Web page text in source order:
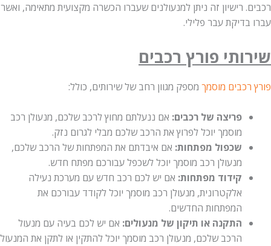
רכבים. רישיון זה ניתן למנעולנים שעברו הכשרה מקצועית מתאימה, ואשר
עברו בדיקת עבר פלילי.
שירותי פורץ רכבים
פורץ רכבים מוסמך מספק מגוון רחב של שירותים, כולל:
פריצה של רכבים: אם ננעלתם מחוץ לרכב שלכם, מנעולן רכב
מוסמך יוכל לפרוץ את הרכב שלכם מבלי לגרום נזק.
שכפול מפתחות: אם איבדתם את המפתחות של הרכב שלכם,
מנעולן רכב מוסמך יוכל לשכפל עבורכם מפתח חדש.
קידוד מפתחות: אם יש לכם רכב חדש עם מערכת נעילה
אלקטרונית, מנעולן רכב מוסמך יוכל לקודד עבורכם את
המפתחות החדשים.
התקנה או תיקון של מנעולים: אם יש לכם בעיה עם מנעול
הרכב שלכם, מנעולן רכב מוסמך יוכל להתקין או לתקן את המנעול